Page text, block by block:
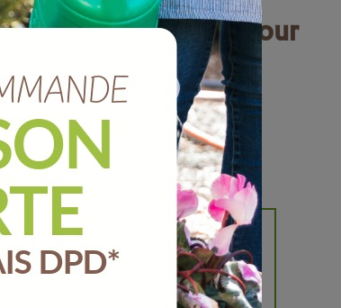
recharges pétards pour
3664715036197
:LE DETAUPEUR
:
+